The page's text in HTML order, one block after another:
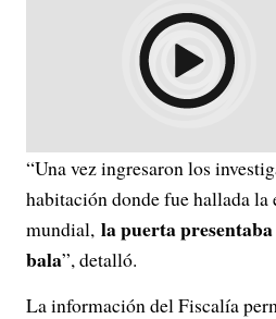
“Una vez ingresaron los
habitación donde fue hallada la
mundial, la puerta
bala”, detalló.
La información del Fiscalía